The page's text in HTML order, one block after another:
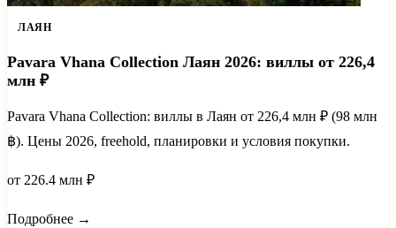
ЛАЯН
Pavara Vhana Collection Лаян 2026: виллы от 226,4
млн ₽
Pavara Vhana Collection: виллы в Лаян от 226,4 млн ₽ (98 млн
฿). Цены 2026, freehold, планировки и условия покупки.
от 226.4 млн ₽
Подробнее →